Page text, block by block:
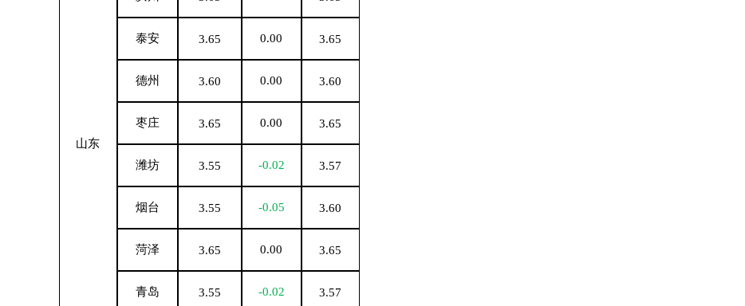
山东
泰安 3.65 0.00 3.65
德州 3.60 0.00 3.60
枣庄 3.65 0.00 3.65
潍坊 3.55 -0.02 3.57
烟台 3.55 -0.05 3.60
菏泽 3.65 0.00 3.65
青岛 3.55 -0.02 3.57